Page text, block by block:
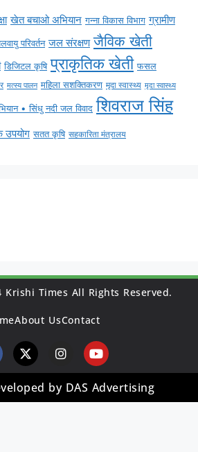
खेत बचाओ अभियान गन्ना विकास विभाग ग्रामीण
परिवर्तन जल संरक्षण जैविक खेती
डिजिटल कृषि प्राकृतिक खेती फसल
मत्स्य पालन महिला सशक्तिकरण मृदा स्वास्थ्य मृदा स्वास्थ्य
• सिंधु नदी जल विवाद शिवराज सिंह
उपयोग सतत कृषि सहकारिता मंत्रालय
Times All Rights Reserved.
About UsContact
by DAS Advertising